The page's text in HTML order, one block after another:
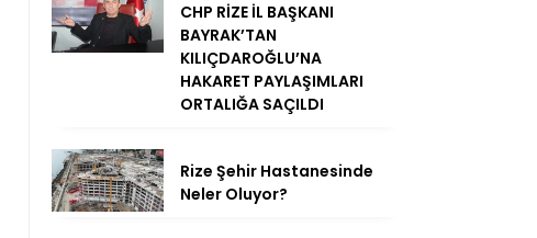
CHP RİZE İL BAŞKANI
BAYRAK’TAN
KILIÇDAROĞLU’NA
HAKARET PAYLAŞIMLARI
ORTALIĞA SAÇILDI
Rize Şehir Hastanesinde
Neler Oluyor?